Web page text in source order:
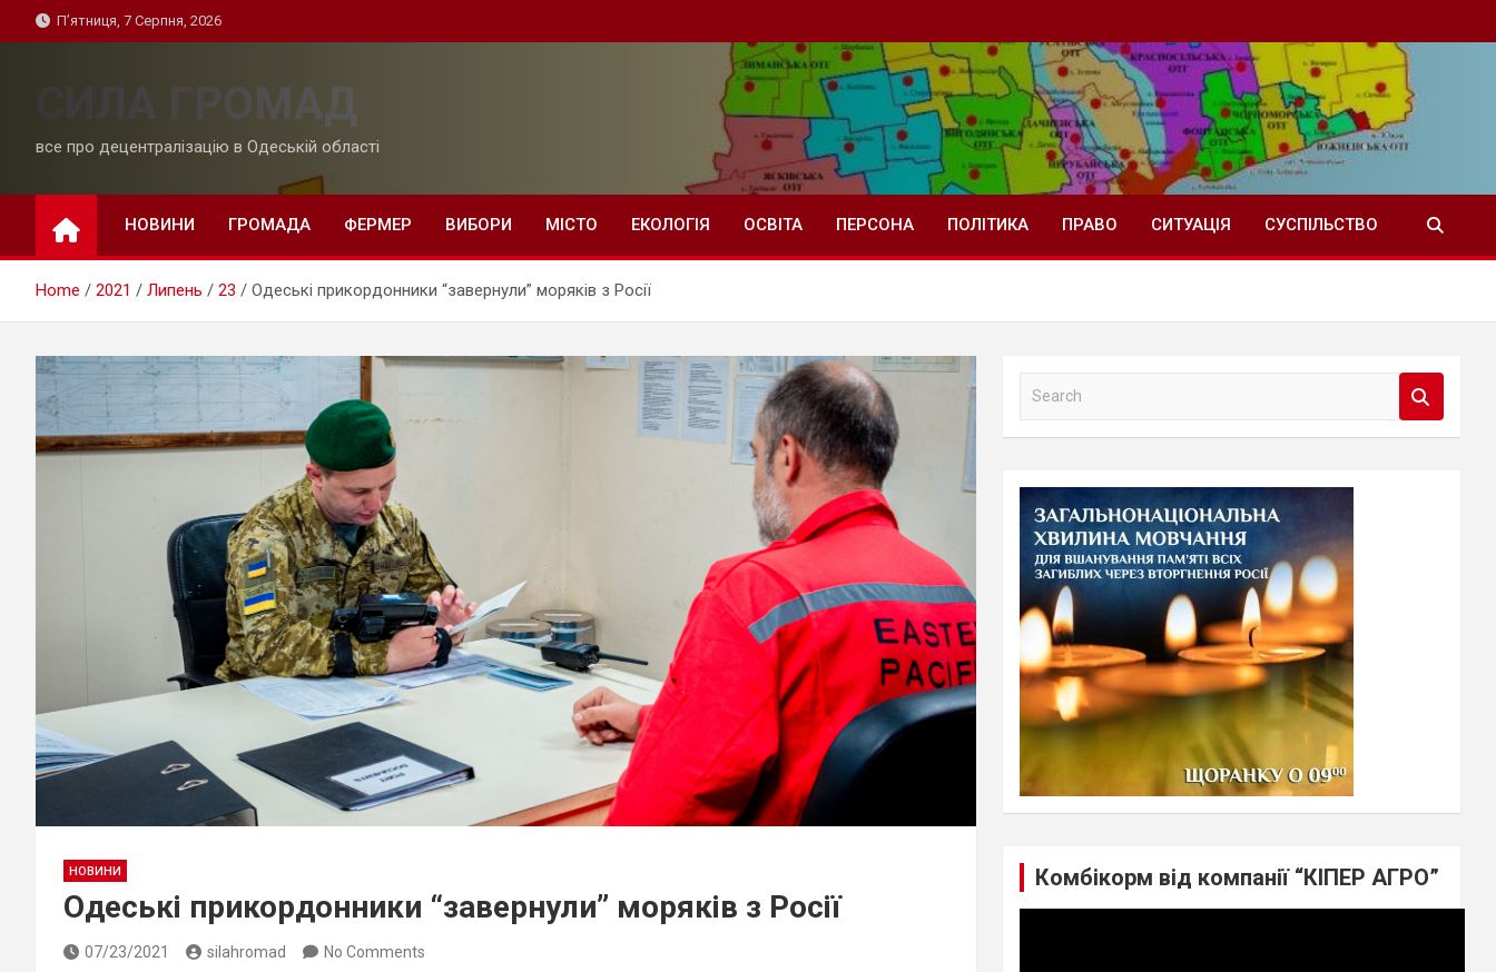
to
П’ятниця, 7 Серпня, 2026
СИЛА ГРОМАД
все про децентралізацію в Одеській області
НОВИНИ ГРОМАДА ФЕРМЕР ВИБОРИ МІСТО ЕКОЛОГІЯ ОСВІТА ПЕРСОНА ПОЛІТИКА ПРАВО СИТУАЦІЯ СУСПІЛЬСТВО
Home 2021 Липень 23 Одеські прикордонники “завернули” моряків з Росії
НОВИНИ
Одеські прикордонники “завернули” моряків з Росії
07/23/2021 silahromad No Comments
a
Комбікорм від компанії “КІПЕР АГРО”